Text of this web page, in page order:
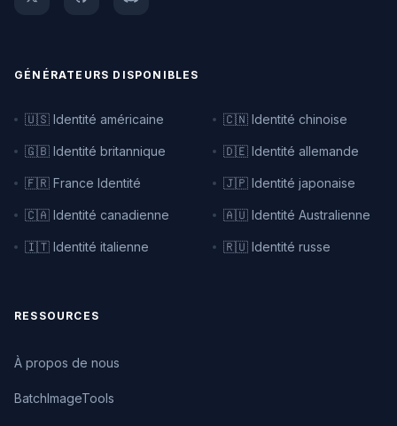
GÉNÉRATEURS DISPONIBLES
🇺🇸 Identité américaine 🇨🇳 Identité chinoise
🇬🇧 Identité britannique 🇩🇪 Identité allemande
🇫🇷 France Identité 🇯🇵 Identité japonaise
🇨🇦 Identité canadienne 🇦🇺 Identité Australienne
🇮🇹 Identité italienne 🇷🇺 Identité russe
RESSOURCES
À propos de nous
BatchImageTools